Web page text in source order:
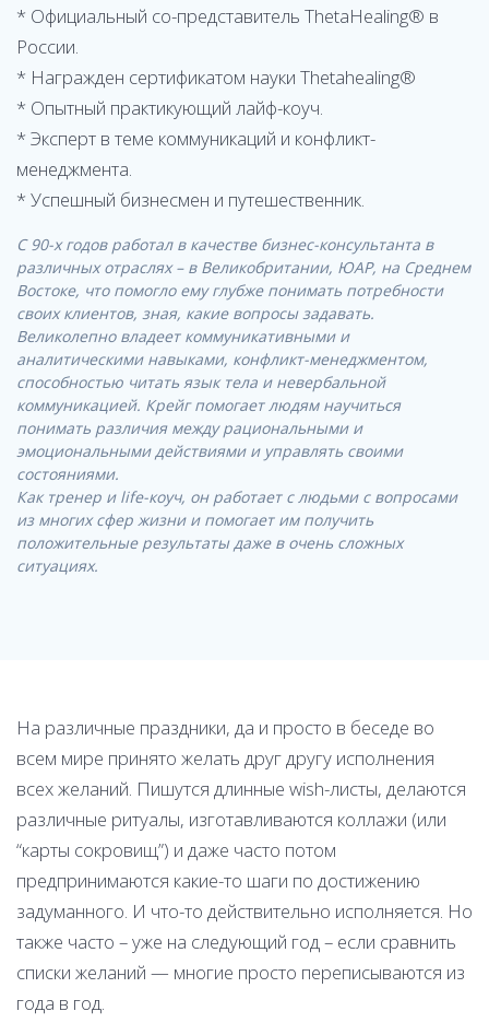
* Официальный со-представитель ThetaHealing® в
России.
* Награжден сертификатом науки Thetahealing®
* Опытный практикующий лайф-коуч.
* Эксперт в теме коммуникаций и конфликт-
менеджмента.
* Успешный бизнесмен и путешественник.
С 90-х годов работал в качестве бизнес-консультанта в
различных отраслях – в Великобритании, ЮАР, на Среднем
Востоке, что помогло ему глубже понимать потребности
своих клиентов, зная, какие вопросы задавать.
Великолепно владеет коммуникативными и
аналитическими навыками, конфликт-менеджментом,
способностью читать язык тела и невербальной
коммуникацией. Крейг помогает людям научиться
понимать различия между рациональными и
эмоциональными действиями и управлять своими
состояниями.
Как тренер и life-коуч, он работает с людьми с вопросами
из многих сфер жизни и помогает им получить
положительные результаты даже в очень сложных
ситуациях.
На различные праздники, да и просто в беседе во
всем мире принято желать друг другу исполнения
всех желаний. Пишутся длинные wish-листы, делаются
различные ритуалы, изготавливаются коллажи (или
“карты сокровищ”) и даже часто потом
предпринимаются какие-то шаги по достижению
задуманного. И что-то действительно исполняется. Но
также часто – уже на следующий год – если сравнить
списки желаний — многие просто переписываются из
года в год.